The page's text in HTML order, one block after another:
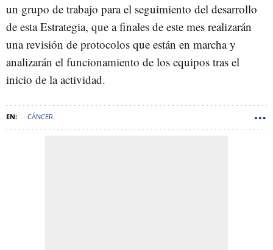
un grupo de trabajo para el seguimiento del desarrollo
de esta Estrategia, que a finales de este mes realizarán
una revisión de protocolos que están en marcha y
analizarán el funcionamiento de los equipos tras el
inicio de la actividad.
CÁNCER